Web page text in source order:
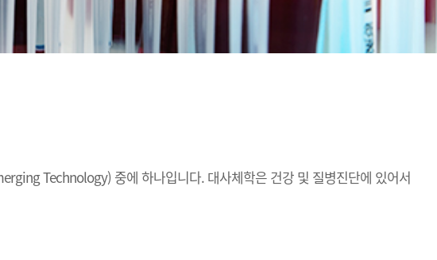
Technology) 중에 하나입니다. 대사체학은 건강 및 질병진단에 있어서